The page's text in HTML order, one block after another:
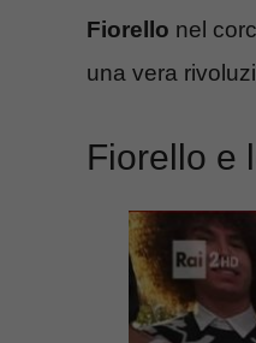
Fiorello nel
una vera
Fiorello e